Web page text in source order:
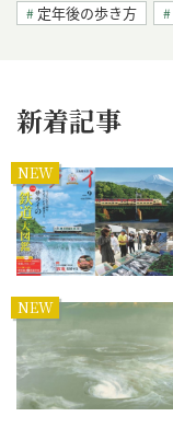
定年後の歩き方
新着記事
NEW
NEW